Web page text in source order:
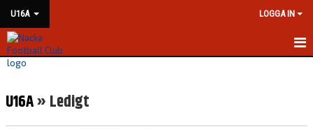
U16A LOGGA IN
HEM
NYHETER
U16A» Ledigt